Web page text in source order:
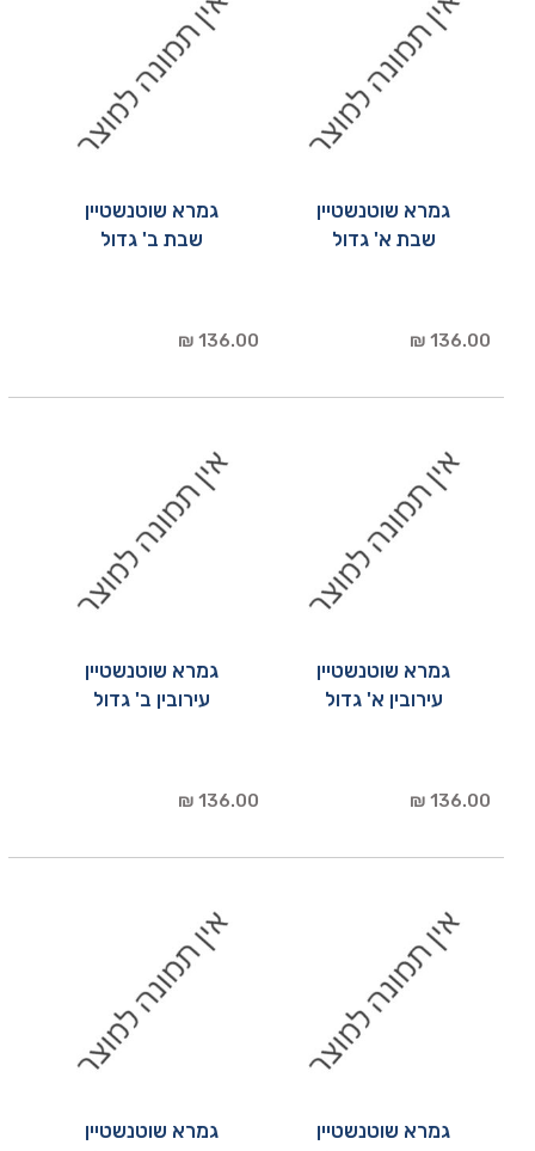
גמרא שוטנשטיין
שבת א' גדול
136.00 ₪
גמרא שוטנשטיין
שבת ב' גדול
136.00 ₪
גמרא שוטנשטיין
עירובין א' גדול
136.00 ₪
גמרא שוטנשטיין
עירובין ב' גדול
136.00 ₪
גמרא שוטנשטיין
גמרא שוטנשטיין